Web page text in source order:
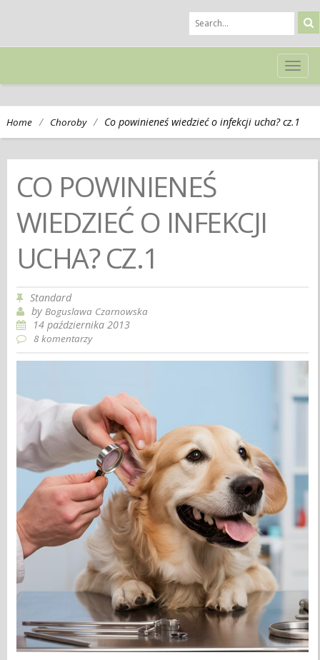
Home / Choroby / Co powinieneś wiedzieć o infekcji ucha? cz.1
CO POWINIENEŚ
WIEDZIEĆ O INFEKCJI
UCHA? CZ.1
Standard
byBoguslawa Czarnowska
14 października 2013
8 komentarzy